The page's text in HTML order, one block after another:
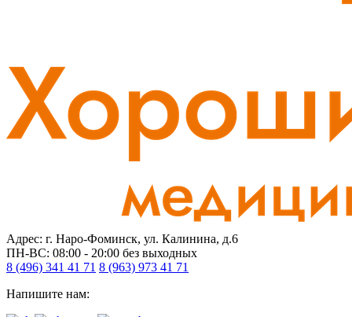
Адрес: г. Наро-Фоминск, ул. Калинина, д.6
ПН-ВС: 08:00 - 20:00 без выходных
8 (496) 341 41 71 8 (963) 973 41 71
Напишите нам: